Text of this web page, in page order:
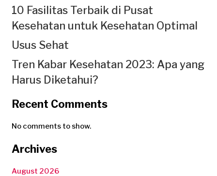
10 Fasilitas Terbaik di Pusat
Kesehatan untuk Kesehatan Optimal
Usus Sehat
Tren Kabar Kesehatan 2023: Apa yang
Harus Diketahui?
Recent Comments
No comments to show.
Archives
August 2026